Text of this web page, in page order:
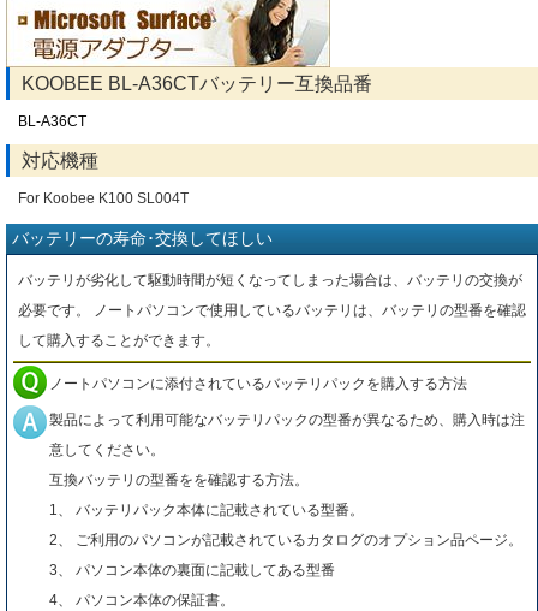
KOOBEE BL-A36CTバッテリー互換品番
BL-A36CT
対応機種
For Koobee K100 SL004T
バッテリーの寿命･交換してほしい
バッテリが劣化して駆動時間が短くなってしまった場合は、バッテリの交換が
必要です。 ノートパソコンで使用しているバッテリは、バッテリの型番を確認
して購入することができます。
ノートパソコンに添付されているバッテリパックを購入する方法
製品によって利用可能なバッテリパックの型番が異なるため、購入時は注
意してください。
互換バッテリの型番をを確認する方法。
1、 バッテリパック本体に記載されている型番。
2、 ご利用のパソコンが記載されているカタログのオプション品ページ。
3、 パソコン本体の裏面に記載してある型番
4、 パソコン本体の保証書。